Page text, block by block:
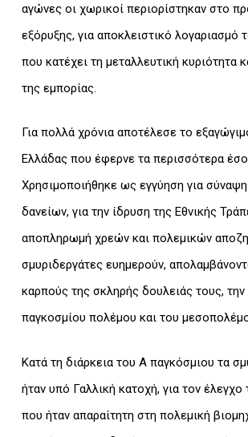
αγώνες οι χωρικοί περιορίστηκαν στο
εξόρυξης, για αποκλειστικό λογαριασμό
που κατέχει τη μεταλλευτική κυριότητα
της εμπορίας.
Για πολλά χρόνια αποτέλεσε το
Ελλάδας που έφερνε τα περισσότερα
Χρησιμοποιήθηκε ως εγγύηση για
δανείων, για την ίδρυση της Εθνικής
αποπληρωμή χρεών και πολεμικών
σμυριδεργάτες ευημερούν,
καρπούς της σκληρής δουλειάς τους,
παγκοσμίου πολέμου και του
Κατά τη διάρκεια του Α παγκόσμιου τα
ήταν υπό Γαλλική κατοχή, για τον
που ήταν απαραίτητη στη πολεμική